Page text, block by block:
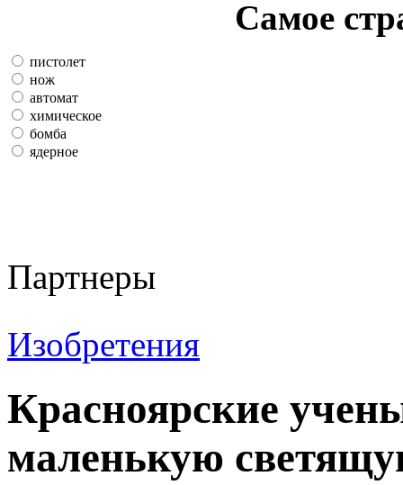
Самое
пистолет
нож
автомат
химическое
бомба
ядерное
Партнеры
Изобретения
Красноярские
маленькую